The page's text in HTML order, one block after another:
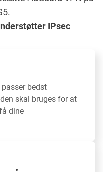
IPsec
passer bedst
skal bruges for at
dine